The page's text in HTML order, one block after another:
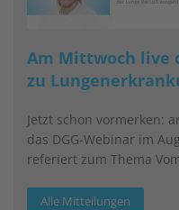
Am Mittwoch live
zu
Jetzt schon vormerken:
das DGG-Webinar im
referiert zum Thema
Alle Mitteilungen